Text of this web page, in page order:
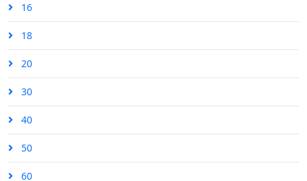
16
18
20
30
40
50
60